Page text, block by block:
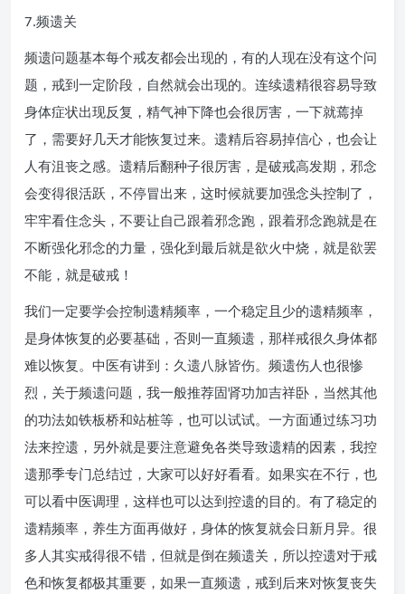
7.频遗关
频遗问题基本每个戒友都会出现的，有的人现在没有这个问
题，戒到一定阶段，自然就会出现的。连续遗精很容易导致
身体症状出现反复，精气神下降也会很厉害，一下就蔫掉
了，需要好几天才能恢复过来。遗精后容易掉信心，也会让
人有沮丧之感。遗精后翻种子很厉害，是破戒高发期，邪念
会变得很活跃，不停冒出来，这时候就要加强念头控制了，
牢牢看住念头，不要让自己跟着邪念跑，跟着邪念跑就是在
不断强化邪念的力量，强化到最后就是欲火中烧，就是欲罢
不能，就是破戒！
我们一定要学会控制遗精频率，一个稳定且少的遗精频率，
是身体恢复的必要基础，否则一直频遗，那样戒很久身体都
难以恢复。中医有讲到：久遗八脉皆伤。频遗伤人也很惨
烈，关于频遗问题，我一般推荐固肾功加吉祥卧，当然其他
的功法如铁板桥和站桩等，也可以试试。一方面通过练习功
法来控遗，另外就是要注意避免各类导致遗精的因素，我控
遗那季专门总结过，大家可以好好看看。如果实在不行，也
可以看中医调理，这样也可以达到控遗的目的。有了稳定的
遗精频率，养生方面再做好，身体的恢复就会日新月异。很
多人其实戒得很不错，但就是倒在频遗关，所以控遗对于戒
色和恢复都极其重要，如果一直频遗，戒到后来对恢复丧失